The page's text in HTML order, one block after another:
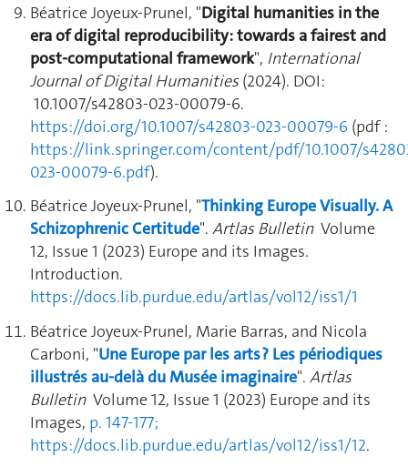
Béatrice Joyeux-Prunel, "Digital humanities in the
era of digital reproducibility: towards a fairest and
post-computational framework", International
Journal of Digital Humanities(2024). DOI:
10.1007/s42803-023-00079-6.
https://doi.org/10.1007/s42803-023-00079-6 (pdf :
https://link.springer.com/content/pdf/10.1007/
023-00079-6.pdf).
Béatrice Joyeux-Prunel, "Thinking Europe Visually. A
Schizophrenic Certitude". Artlas Bulletin Volume
12, Issue 1 (2023) Europe and its Images.
Introduction.
https://docs.lib.purdue.edu/artlas/vol12/iss1/1
Béatrice Joyeux-Prunel, Marie Barras, and Nicola
Carboni, "Une Europe par les arts ? Les périodiques
illustrés au-delà du Musée imaginaire". Artlas
Bulletin Volume 12, Issue 1 (2023) Europe and its
Images, p. 147-177;
https://docs.lib.purdue.edu/artlas/vol12/iss1/12.